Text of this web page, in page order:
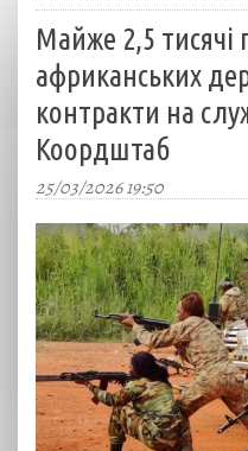
Майже 2,5 тисячі
африканських
контракти на
Коордштаб
25/03/2026 19:50